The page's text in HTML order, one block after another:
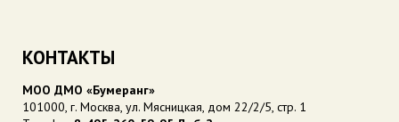
КОНТАКТЫ
МОО ДМО «Бумеранг»
101000, г. Москва, ул. Мясницкая, дом 22/2/5, стр. 1